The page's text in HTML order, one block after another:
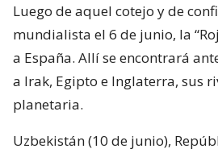
Luego de aquel cotejo y de
mundialista el 6 de junio, la
a España. Allí se encontrará
a Irak, Egipto e Inglaterra, sus
planetaria.
Uzbekistán (10 de junio),